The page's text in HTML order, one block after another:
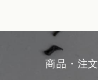
商品・注